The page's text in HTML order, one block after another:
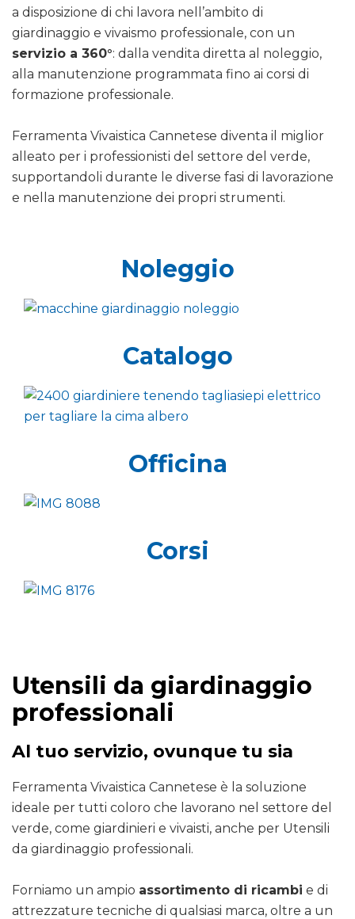
a disposizione di chi lavora nell’ambito di
giardinaggio e vivaismo professionale, con un
servizio a 360°: dalla vendita diretta al noleggio,
alla manutenzione programmata fino ai corsi di
formazione professionale.
Ferramenta Vivaistica Cannetese diventa il miglior
alleato per i professionisti del settore del verde,
supportandoli durante le diverse fasi di lavorazione
e nella manutenzione dei propri strumenti.
Noleggio
Catalogo
Officina
Corsi
Utensili da giardinaggio
professionali
Al tuo servizio, ovunque tu sia
Ferramenta Vivaistica Cannetese è la soluzione
ideale per tutti coloro che lavorano nel settore del
verde, come giardinieri e vivaisti, anche per Utensili
da giardinaggio professionali.
Forniamo un ampio assortimento di ricambi e di
attrezzature tecniche di qualsiasi marca, oltre a un